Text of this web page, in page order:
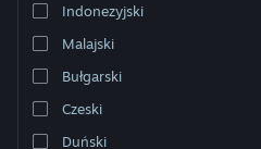
Indonezyjski
Malajski
Bułgarski
Czeski
Duński